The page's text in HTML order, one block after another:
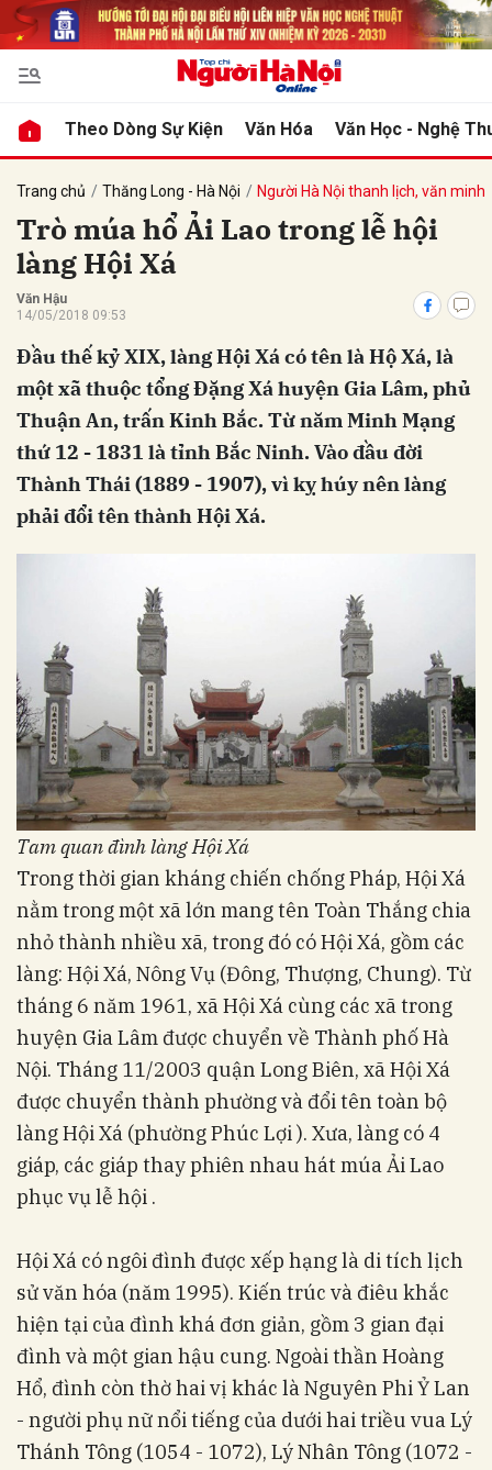
Theo Dòng Sự Kiện Văn Hóa Văn Học - Nghệ
Trang chủ Thăng Long - Hà Nội Người Hà Nội thanh lịch, văn minh
Trò múa hổ Ải Lao trong lễ hội
làng Hội Xá
Văn Hậu
14/05/2018 09:53
Đầu thế kỷ XIX, làng Hội Xá có tên là Hộ Xá, là
một xã thuộc tổng Đặng Xá huyện Gia Lâm, phủ
Thuận An, trấn Kinh Bắc. Từ năm Minh Mạng
thứ 12 - 1831 là tỉnh Bắc Ninh. Vào đầu đời
Thành Thái (1889 - 1907), vì kỵ húy nên làng
phải đổi tên thành Hội Xá.
Tam quan đình làng Hội Xá
Trong thời gian kháng chiến chống Pháp, Hội Xá
nằm trong một xã lớn mang tên Toàn Thắng chia
nhỏ thành nhiều xã, trong đó có Hội Xá, gồm các
làng: Hội Xá, Nông Vụ (Đông, Thượng, Chung). Từ
tháng 6 năm 1961, xã Hội Xá cùng các xã trong
huyện Gia Lâm được chuyển về Thành phố Hà
Nội. Tháng 11/2003 quận Long Biên, xã Hội Xá
được chuyển thành phường và đổi tên toàn bộ
làng Hội Xá (phường Phúc Lợi ). Xưa, làng có 4
giáp, các giáp thay phiên nhau hát múa Ải Lao
phục vụ lễ hội .
Hội Xá có ngôi đình được xếp hạng là di tích lịch
sử văn hóa (năm 1995). Kiến trúc và điêu khắc
hiện tại của đình khá đơn giản, gồm 3 gian đại
đình và một gian hậu cung. Ngoài thần Hoàng
Hổ, đình còn thờ hai vị khác là Nguyên Phi Ỷ Lan
- người phụ nữ nổi tiếng của dưới hai triều vua Lý
Thánh Tông (1054 - 1072), Lý Nhân Tông (1072 -
luận
Hủy